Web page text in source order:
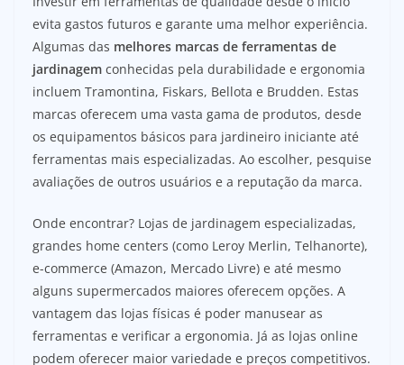
evita gastos futuros e garante uma melhor experiência.
Algumas das melhores marcas de ferramentas de
jardinagem conhecidas pela durabilidade e ergonomia
incluem Tramontina, Fiskars, Bellota e Brudden. Estas
marcas oferecem uma vasta gama de produtos, desde
os equipamentos básicos para jardineiro iniciante até
ferramentas mais especializadas. Ao escolher, pesquise
avaliações de outros usuários e a reputação da marca.
Onde encontrar? Lojas de jardinagem especializadas,
grandes home centers (como Leroy Merlin, Telhanorte),
e-commerce (Amazon, Mercado Livre) e até mesmo
alguns supermercados maiores oferecem opções. A
vantagem das lojas físicas é poder manusear as
ferramentas e verificar a ergonomia. Já as lojas online
podem oferecer maior variedade e preços competitivos.